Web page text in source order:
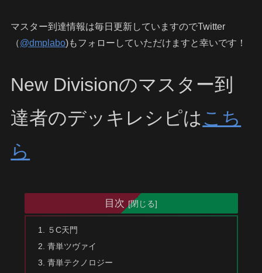
マスター到達情報は毎日更新していますのでTwitter
（@dmplabo)もフォローしていただけますと幸いです！
New Divisionのマスター到
達者のデッキレシピはこち
ら
目次
５C天門
青単ツヴァイ
青単テクノロジー